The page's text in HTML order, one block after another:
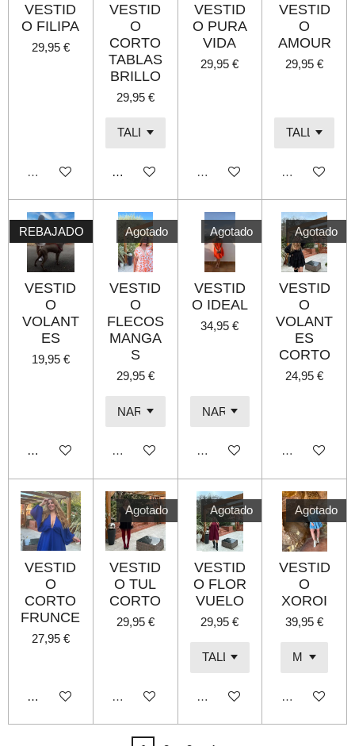
VESTID
O FILIPA
29,95 €
Agotado
VESTID
O
CORTO
TABLAS
BRILLO
29,95 €
Añadir al carrito
VESTID
O PURA
VIDA
29,95 €
Agotado
VESTID
O
AMOUR
29,95 €
Agotado
REBAJADO
VESTID
O
VOLANT
ES
19,95 €
Añadir al carrito
Agotado
VESTID
O
FLECOS
MANGA
S
29,95 €
Agotado
Agotado
VESTID
O IDEAL
34,95 €
Agotado
Agotado
VESTID
O
VOLANT
ES
CORTO
24,95 €
Agotado
VESTID
O
CORTO
FRUNCE
27,95 €
Añadir al carrito
Agotado
VESTID
O TUL
CORTO
29,95 €
Agotado
Agotado
VESTID
O FLOR
VUELO
29,95 €
Agotado
Agotado
VESTID
O
XOROI
39,95 €
Agotado